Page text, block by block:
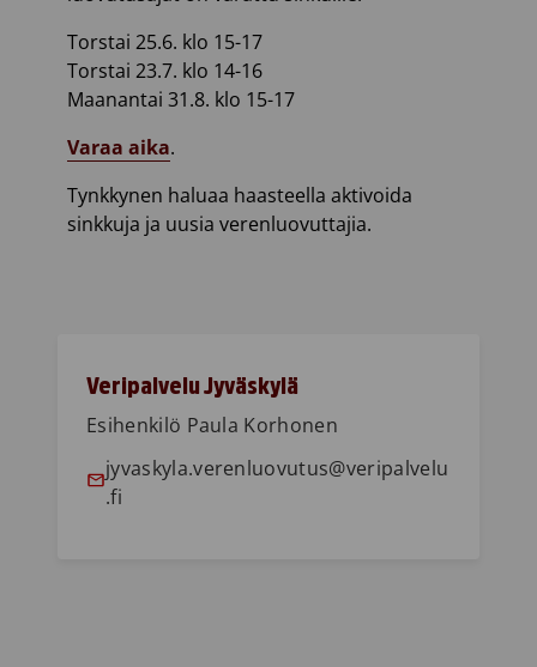
Torstai 25.6. klo 15-17
Torstai 23.7. klo 14-16
Maanantai 31.8. klo 15-17
Varaa aika.
Tynkkynen haluaa haasteella aktivoida
sinkkuja ja uusia verenluovuttajia.
Veripalvelu Jyväskylä
Esihenkilö Paula Korhonen
jyvaskyla.verenluovutus@veripalvelu
.fi